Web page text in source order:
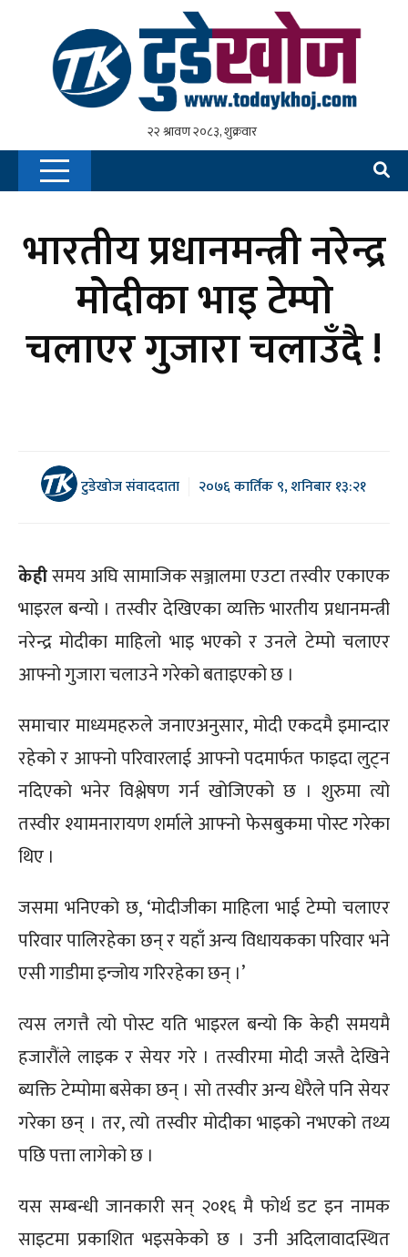
भारतीय प्रधानमन्त्री नरेन्द्र
मोदीका भाइ टेम्पो
चलाएर गुजारा चलाउँदै !
टुडेखोज संवाददाता २०७६ कार्तिक ९, शनिबार १३:२१
केहीसमय अघि सामाजिक सञ्जालमा एउटा तस्वीर एकाएक
भाइरल बन्यो । तस्वीर देखिएका व्यक्ति भारतीय प्रधानमन्त्री
नरेन्द्र मोदीका माहिलो भाइ भएको र उनले टेम्पो चलाएर
आफ्नो गुजारा चलाउने गरेको बताइएको छ ।
समाचार माध्यमहरुले जनाएअनुसार, मोदी एकदमै इमान्दार
रहेको र आफ्नो परिवारलाई आफ्नो पदमार्फत फाइदा लुट्न
नदिएको भनेर विश्लेषण गर्न खोजिएको छ । शुरुमा त्यो
तस्वीर श्यामनारायण शर्माले आफ्नो फेसबुकमा पोस्ट गरेका
थिए ।
जसमा भनिएको छ, ‘मोदीजीका माहिला भाई टेम्पो चलाएर
परिवार पालिरहेका छन् र यहाँ अन्य विधायकका परिवार भने
एसी गाडीमा इन्जोय गरिरहेका छन् ।’
त्यस लगत्तै त्यो पोस्ट यति भाइरल बन्यो कि केही समयमै
हजारौंले लाइक र सेयर गरे । तस्वीरमा मोदी जस्तै देखिने
ब्यक्ति टेम्पोमा बसेका छन् । सो तस्वीर अन्य धेरैले पनि सेयर
गरेका छन् । तर, त्यो तस्वीर मोदीका भाइको नभएको तथ्य
पछि पत्ता लागेको छ ।
यस सम्बन्धी जानकारी सन् २०१६ मै फोर्थ डट इन नामक
साइटमा प्रकाशित भइसकेको छ । उनी अदिलावादस्थित